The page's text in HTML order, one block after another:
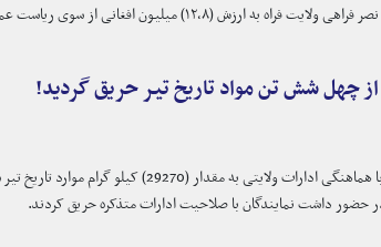
سوی ریاست عمومی گمرکات وزارت مالیه ساخته و به بهره برداری سپرده شد.
چهل شش تن مواد تاریخ تیر حریق گردید!
حضور داشت نمایندگان با صلاحیت ادارات متذکره حریق کردند.